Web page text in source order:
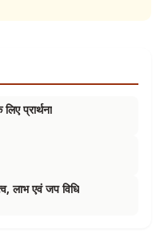
प्रार्थना
लाभ एवं जप विधि